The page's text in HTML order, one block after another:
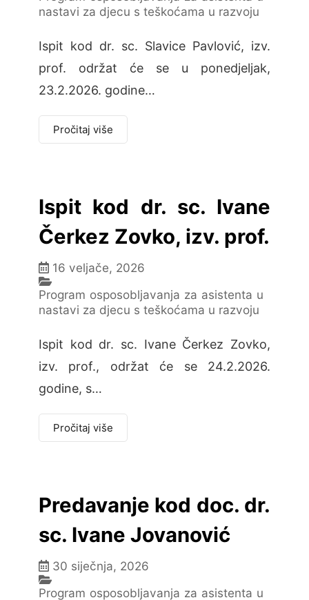
nastavi za djecu s teškoćama u razvoju
Ispit kod dr. sc. Slavice Pavlović, izv.
prof. održat će se u ponedjeljak,
23.2.2026. godine…
Pročitaj više
Ispit kod dr. sc. Ivane
Čerkez Zovko, izv. prof.
16 veljače, 2026
Program osposobljavanja za asistenta u
nastavi za djecu s teškoćama u razvoju
Ispit kod dr. sc. Ivane Čerkez Zovko,
izv. prof., održat će se 24.2.2026.
godine, s…
Pročitaj više
Predavanje kod doc. dr.
sc. Ivane Jovanović
30 siječnja, 2026
Program osposobljavanja za asistenta u